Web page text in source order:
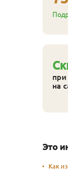
при
на
Это
Как